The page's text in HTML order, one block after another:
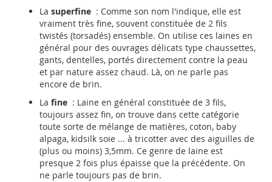
La superfine : Comme son nom l'indique, elle est
vraiment très fine, souvent constituée de 2 fils
twistés (torsadés) ensemble. On utilise ces laines en
général pour des ouvrages délicats type chaussettes,
gants, dentelles, portés directement contre la peau
et par nature assez chaud. Là, on ne parle pas
encore de brin.
La fine : Laine en général constituée de 3 fils,
toujours assez fin, on trouve dans cette catégorie
toute sorte de mélange de matières, coton, baby
alpaga, kidsilk soie ... à tricotter avec des aiguilles de
(plus ou moins) 3,5mm. Ce genre de laine est
presque 2 fois plus épaisse que la précédente. On
ne parle toujours pas de brin.